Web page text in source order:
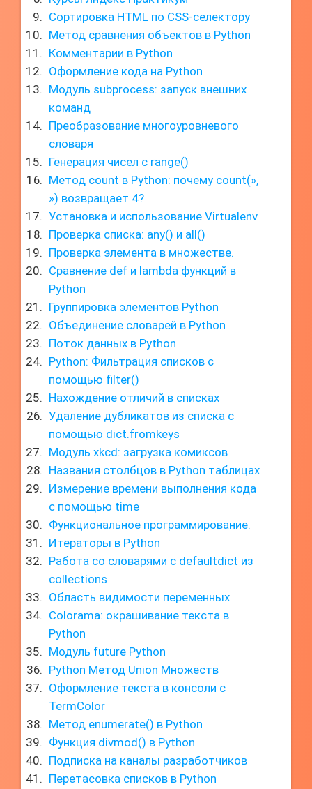
Сортировка HTML по CSS-селектору
Метод сравнения объектов в Python
Комментарии в Python
Оформление кода на Python
Модуль subprocess: запуск внешних
команд
Преобразование многоуровневого
словаря
Генерация чисел с range()
Метод count в Python: почему count(»,
») возвращает 4?
Установка и использование Virtualenv
Проверка списка: any() и all()
Проверка элемента в множестве.
Сравнение def и lambda функций в
Python
Группировка элементов Python
Объединение словарей в Python
Поток данных в Python
Python: Фильтрация списков с
помощью filter()
Нахождение отличий в списках
Удаление дубликатов из списка с
помощью dict.fromkeys
Модуль xkcd: загрузка комиксов
Названия столбцов в Python таблицах
Измерение времени выполнения кода
с помощью time
Функциональное программирование.
Итераторы в Python
Работа со словарями с defaultdict из
collections
Область видимости переменных
Colorama: окрашивание текста в
Python
Модуль future Python
Python Метод Union Множеств
Оформление текста в консоли с
TermColor
Метод enumerate() в Python
Функция divmod() в Python
Подписка на каналы разработчиков
Перетасовка списков в Python